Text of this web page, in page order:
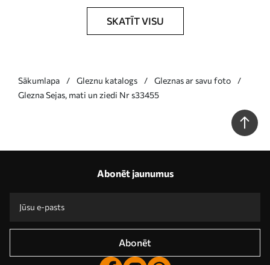
SKATĪT VISU
Sākumlapa Gleznu katalogs
Gleznas ar savu foto
Glezna Sejas, mati un ziedi Nr s33455
Abonēt jaunumus
Abonēt